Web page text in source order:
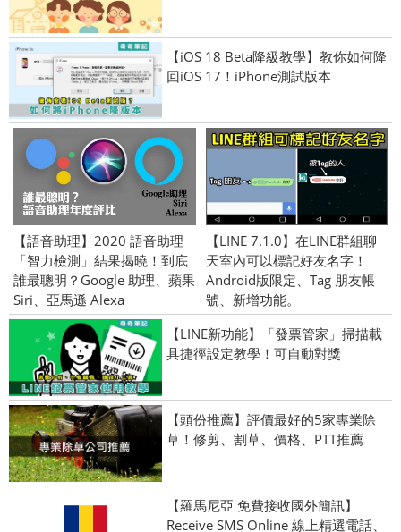
【iOS 18 Beta降級教學】教你如何降
回iOS 17！iPhone測試版本
【語音助理】2020 語音助理
「智力檢測」結果揭曉！到底
誰最聰明？Google 助理、蘋果
Siri、亞馬遜 Alexa
【LINE 7.1.0】在LINE群組聊
天室內可以標記好友名字！
Android版限定、Tag 朋友帳
號、新增功能。
【LINE新功能】「發票管家」掃描載
具捷徑設定教學！可自動對獎
【頭份推薦】評價最好的5家專業除
草！修剪、割草、價格、PTT推薦
【羅馬尼亞 免費接收國外簡訊】
Receive SMS Online 線上精選電話、